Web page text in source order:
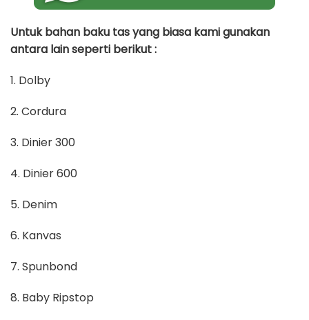
Untuk bahan baku tas yang biasa kami gunakan
antara lain seperti berikut :
1. Dolby
2. Cordura
3. Dinier 300
4. Dinier 600
5. Denim
6. Kanvas
7. Spunbond
8. Baby Ripstop